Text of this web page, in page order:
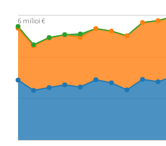
6 milioi €